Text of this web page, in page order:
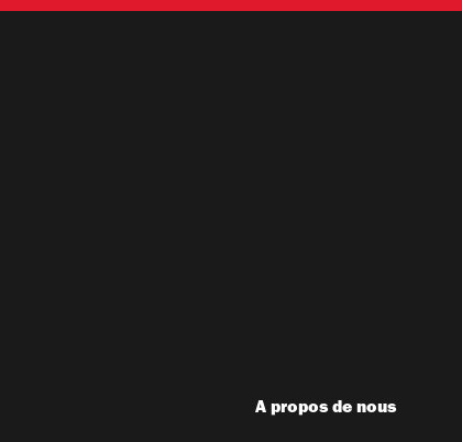
A propos de nous